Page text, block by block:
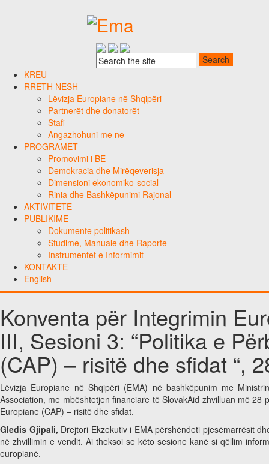
KREU
RRETH NESH
Lëvizja Europiane në Shqipëri
Partnerët dhe donatorët
Stafi
Angazhohuni me ne
PROGRAMET
Promovimi i BE
Demokracia dhe Mirëqeverisja
Dimensioni ekonomiko-social
Rinia dhe Bashkëpunimi Rajonal
AKTIVITETE
PUBLIKIME
Dokumente politikash
Studime, Manuale dhe Raporte
Instrumentet e Informimit
KONTAKTE
English
Konventa për Integrimin
III, Sesioni 3: “Politika e
(CAP) – risitë dhe sfidat “,
Lëvizja Europiane në Shqipëri (EMA) në bashkëpunim me
Association, me mbështetjen financiare të SlovakAid zhvilluan më
Europiane (CAP) – risitë dhe sfidat.
Gledis Gjipali, Drejtori Ekzekutiv i EMA përshëndeti pjesëmarrësit
në zhvillimin e vendit. Ai theksoi se këto sesione kanë si qëllim
europianë.